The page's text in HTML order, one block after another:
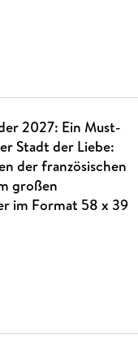
2027: Ein Must-
Stadt der Liebe:
der französischen
großen
im Format 58 x 39